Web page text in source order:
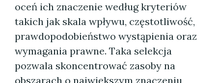
oceń ich znaczenie według kryteriów
takich jak skala wpływu, częstotliwość,
prawdopodobieństwo wystąpienia oraz
wymagania prawne. Taka selekcja
pozwala skoncentrować zasoby na
obszarach o największym znaczeniu